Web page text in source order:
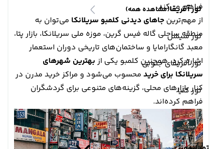
تور آفریقا(مشاهده همه)
تور سیشل
تور آفریقای جنوبی
تور کنیا
فراهم می‌کند.
از مهم‌ترین جاهای دیدنی کلمبو سریلانکا می‌توان به
منطقه ساحلی گاله فیس گرین، موزه ملی سریلانکا، بازار پتا،
معبد گانگارامایا و ساختمان‌های تاریخی دوران استعمار
اشاره کرد. همچنین کلمبو یکی از بهترین شهرهای
سریلانکا برای خرید محسوب می‌شود و مراکز خرید مدرن در
کنار بازارهای محلی، گزینه‌های متنوعی برای گردشگران
فراهم کرده‌اند.